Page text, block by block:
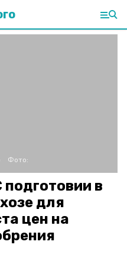
Фото:
в
для
цен на